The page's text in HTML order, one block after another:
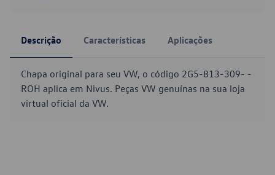
Descrição Características Aplicações
Chapa original para seu VW, o código 2G5-813-309- -
ROH aplica em Nivus. Peças VW genuínas na sua loja
virtual oficial da VW.